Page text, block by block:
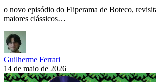
o novo episódio do Fliperama de Boteco,
maiores clássicos…
Guilherme Ferrari
14 de maio de 2026